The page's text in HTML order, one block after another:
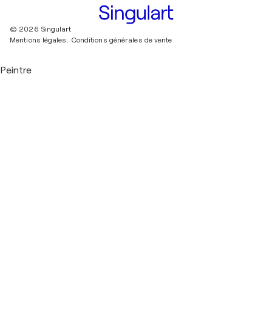
© 2026 Singulart
Mentions légales. Conditions générales de vente
Peintre